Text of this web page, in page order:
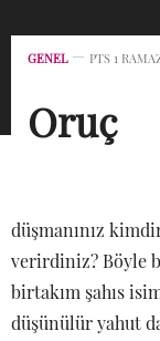
GENEL PTS 1
Oruç
düşmanınız
verirdiniz? Böyle
birtakım şahıs
düşünülür yahut